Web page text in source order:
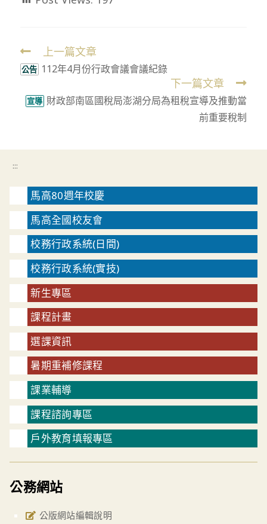
Read
more
上一篇文章
公告 112年4月份行政會議會議紀錄
下一篇文章
宣導 財政部南區國稅局澎湖分局為租稅宣導及推動當
前重要稅制
:::
馬高80週年校慶
馬高全國校友會
校務行政系統(日間)
校務行政系統(實技)
新生專區
課程計畫
選課資訊
暑期重補修課程
課業輔導
課程諮詢專區
戶外教育填報專區
公務網站
公版網站編輯說明